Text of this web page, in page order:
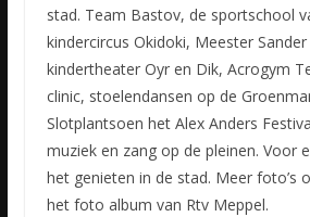
stad. Team Bastov, de sportschool
kindercircus Okidoki, Meester
kindertheater Oyr en Dik, Acrogym
clinic, stoelendansen op de
Slotplantsoen het Alex Anders
muziek en zang op de pleinen. Voor
het genieten in de stad. Meer foto’s
het foto album van Rtv Meppel.